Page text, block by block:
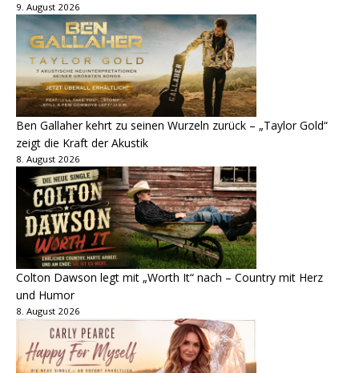
9. August 2026
Ben Gallaher kehrt zu seinen Wurzeln zurück – „Taylor Gold“
zeigt die Kraft der Akustik
8. August 2026
Colton Dawson legt mit „Worth It“ nach – Country mit Herz
und Humor
8. August 2026